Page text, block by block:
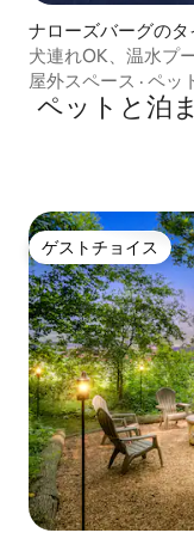
ナローズバーグのタ
犬連れOK、温水プ
屋外スペース · ペッ
ペットと泊
ゲストチョイス
ゲストチョイス